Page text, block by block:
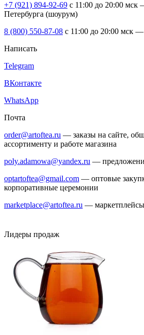
+7 (921) 894-92-69 c 11:00 до 20:00 мск
Петербурга (шоурум)
8 (800) 550-87-08 c 11:00 до 20:00 мск
Написать
Telegram
ВКонтакте
WhatsApp
Почта
order@artoftea.ru — заказы на сайте,
ассортименту и работе магазина
poly.adamowa@yandex.ru —
optartoftea@gmail.com — оптовые
корпоративные церемонии
marketplace@artoftea.ru — маркетплейсы
Лидеры продаж